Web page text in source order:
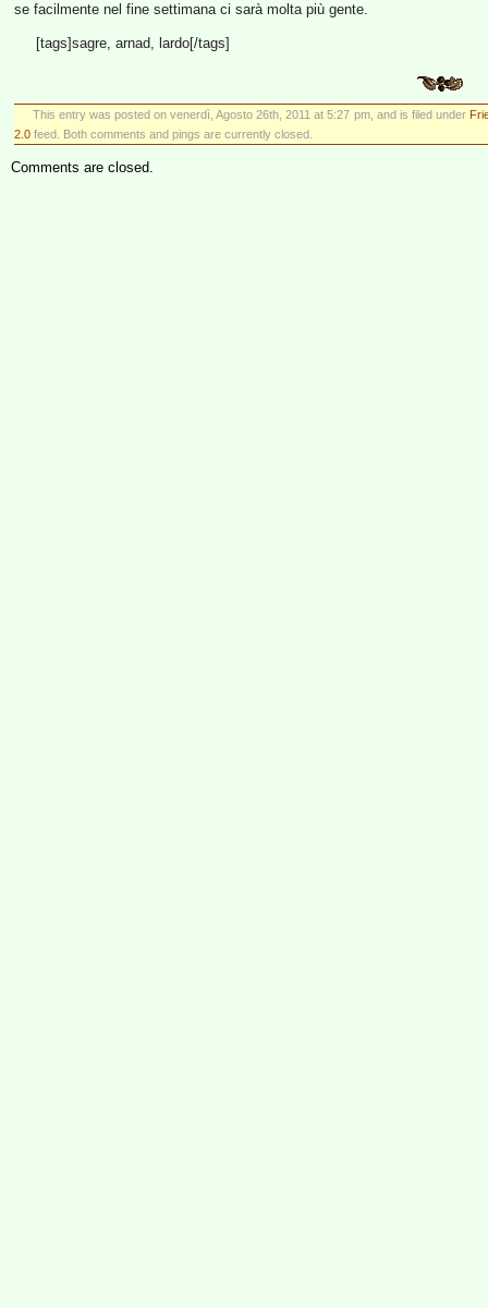
se facilmente nel fine settimana ci sarà molta più gente.
[tags]sagre, arnad, lardo[/tags]
This entry was posted on venerdì, Agosto 26th, 2011 at 5:27 pm, and is filed under
2.0 feed. Both comments and pings are currently closed.
Comments are closed.